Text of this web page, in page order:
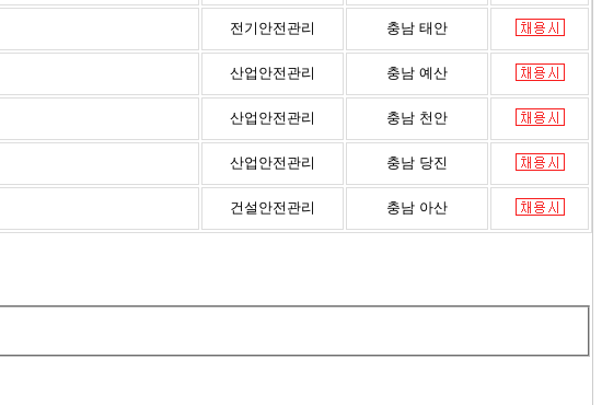
전기안전관리 충남 태안
산업안전관리 충남 예산
산업안전관리 충남 천안
산업안전관리 충남 당진
건설안전관리 충남 아산